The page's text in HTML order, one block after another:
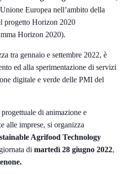
Europea nell’ambito della
progetto Horizon 2020
Horizon 2020).
tra gennaio e settembre 2022, è
ed alla sperimentazione di servizi
digitale e verde delle PMI del
di animazione e
alle imprese, si organizza
Agrifood Technology
di martedì 28 giugno 2022,